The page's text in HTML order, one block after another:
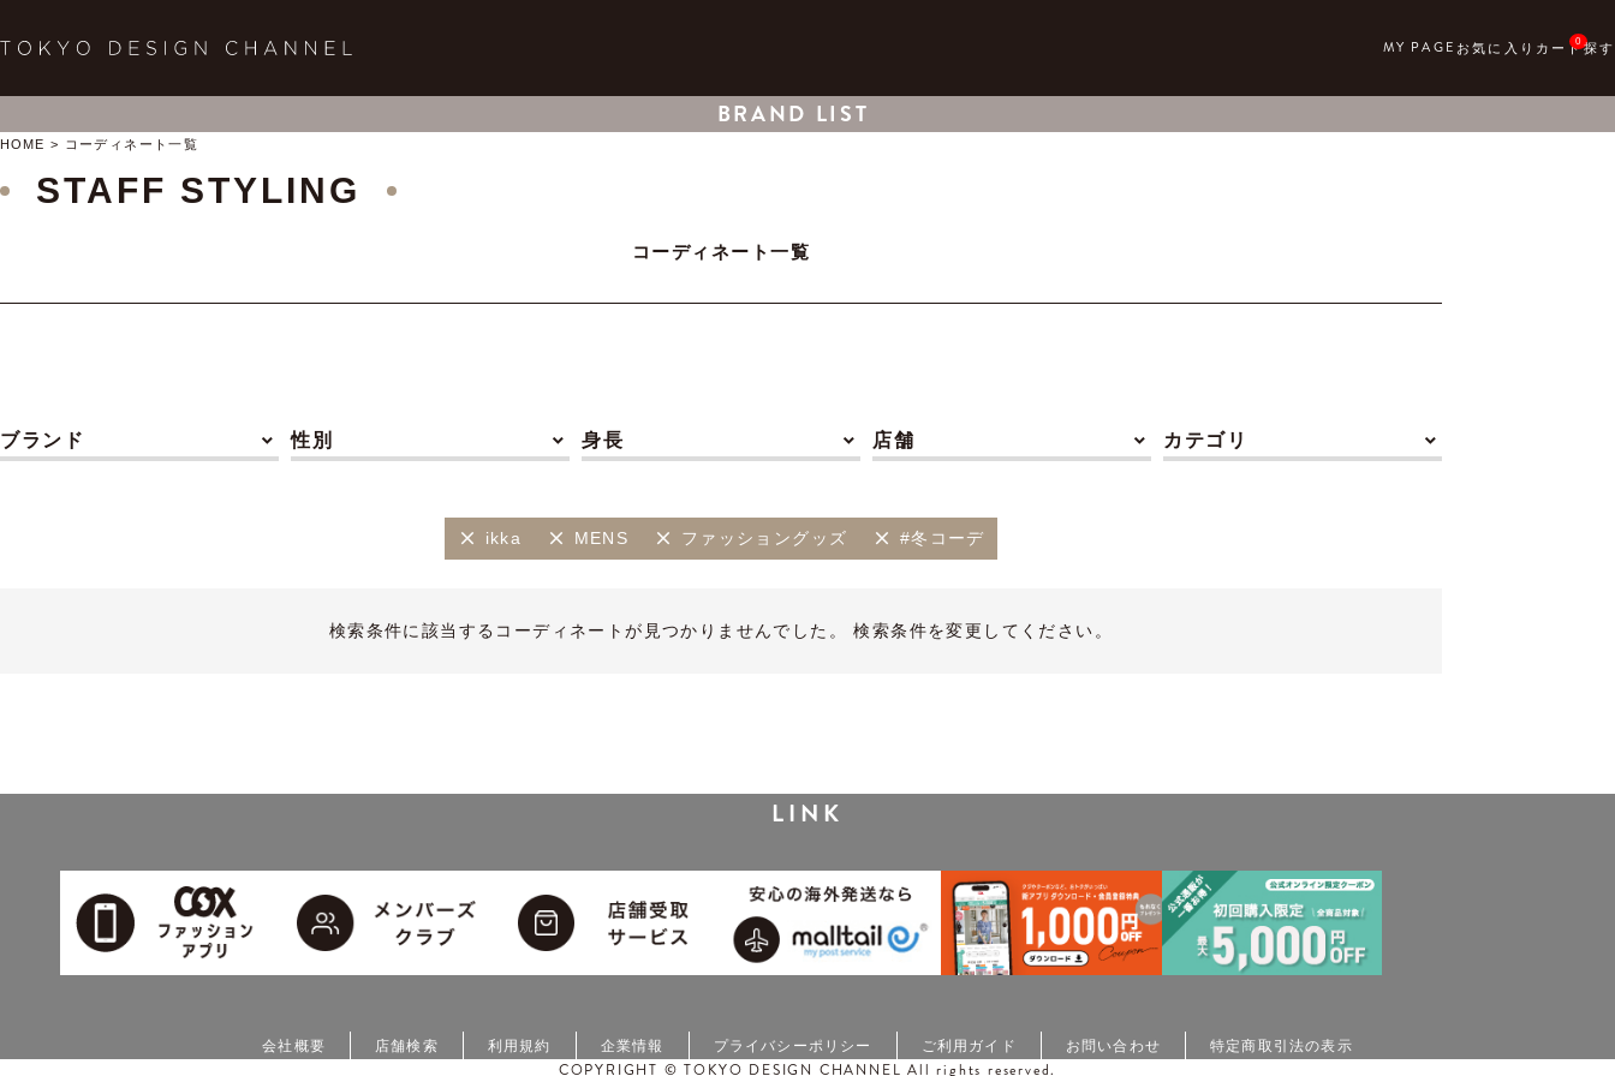
0
BRAND LIST
HOME コーディネート一覧
STAFF STYLING
コーディネート一覧
ブランド 性別 身長 店舗 カテゴリ
ikka MENS ファッショングッズ #冬コーデ
検索条件に該当するコーディネートが見つかりませんでした。 検索条件を変更してください。
LINK
会社概要 店舗検索 利用規約 企業情報 プライバシーポリシー ご利用ガイド お問い合わせ 特定商取引法の表示
COPYRIGHT © TOKYO DESIGN CHANNEL All rights reserved.